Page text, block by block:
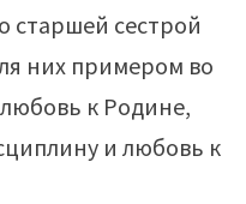
старшей сестрой
них примером во
к Родине,
и любовь к